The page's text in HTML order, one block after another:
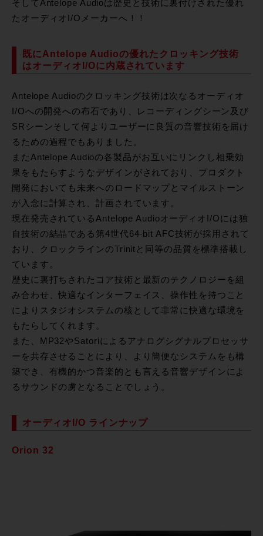
そしてAntelope Audioは歴史と技術に裏付けされた優れ
たオーディオI/Oメーカーへ！！
既にAntelope Audioの優れたクロッキング技術
はオーディオI/Oに内蔵されています
Antelope Audioのクロッキング技術は次なるオーディオ
I/Oへの開発への布石であり、レコーディングシーン及び
SRシーンそして何よりユーザーに良質の音響技術を届け
るための過程でもありました。
またAntelope Audioの各製品がお互いにリンクし相乗効
果をもたらすようなデザインがされており、プロダクト
開発においても未来へのロードマップとマイルストーン
が入念に計算され、計画されています。
現在発売されているAntelope AudioオーディオI/Oには独
自技術の結晶である第4世代64-bit AFC技術が採用されて
おり、クロックラインのTrinitと同等の品質を標準搭載し
ています。
歴史に裏打ちされたコア技術と最新のテクノロジーを組
み合わせ、快適なインターフェイス、操作性を持つこと
によりスタジオシステムの核として非常に快適な環境を
もたらしてくれます。
また、MP32やSatoriによるアナログシグナルプロセッサ
ーを共存させることにより、より簡便なシステムをも構
築でき、有機的かつ音楽的とも言える音響デザインによ
るサウンドの虜となることでしょう。
オーディオI/O ラインナップ
Orion 32